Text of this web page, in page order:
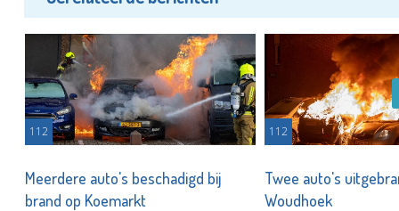
112
Meerdere auto's beschadigd bij
brand op Koemarkt
112
Twee auto's
Woudhoek